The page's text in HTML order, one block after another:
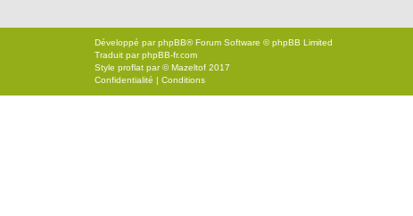
Développé parphpBB® Forum Software © phpBB Limited
Traduit parphpBB-fr.com
Style proflat par ©Mazeltof 2017
Confidentialité | Conditions